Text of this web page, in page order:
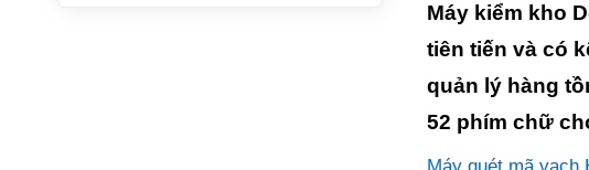
Máy kiểm kho
tiên tiến và có
quản lý hàng
52 phím chữ